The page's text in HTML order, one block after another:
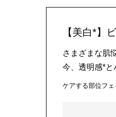
【美白*】
さまざまな肌
今、透明感*と
ケアする部位フ